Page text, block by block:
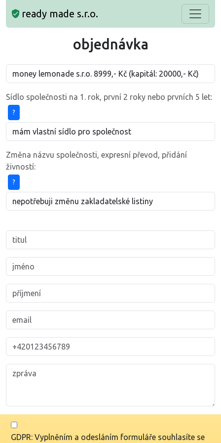
ready made s.r.o.
objednávka
Sídlo společnosti na 1. rok, první 2 roky nebo prvních 5 let:
?
Změna názvu společnosti, expresní převod, přidání
živností:
?
GDPR: Vyplněním a odesláním formuláře souhlasíte se